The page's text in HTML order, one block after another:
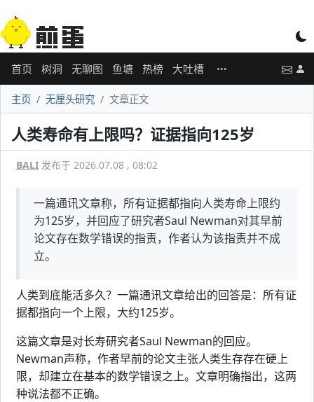
首页 树洞 无聊图 鱼塘 热榜 大吐槽
主页 无厘头研究 文章正文
人类寿命有上限吗？证据指向125岁
BALI 发布于 2026.07.08 , 08:02
一篇通讯文章称，所有证据都指向人类寿命上限约
为125岁，并回应了研究者Saul Newman对其早前
论文存在数学错误的指责，作者认为该指责并不成
立。
人类到底能活多久？一篇通讯文章给出的回答是：所有证
据都指向一个上限，大约125岁。
这篇文章是对长寿研究者Saul Newman的回应。
Newman声称，作者早前的论文主张人类生存存在硬上
限，却建立在基本的数学错误之上。文章明确指出，这两
种说法都不正确。